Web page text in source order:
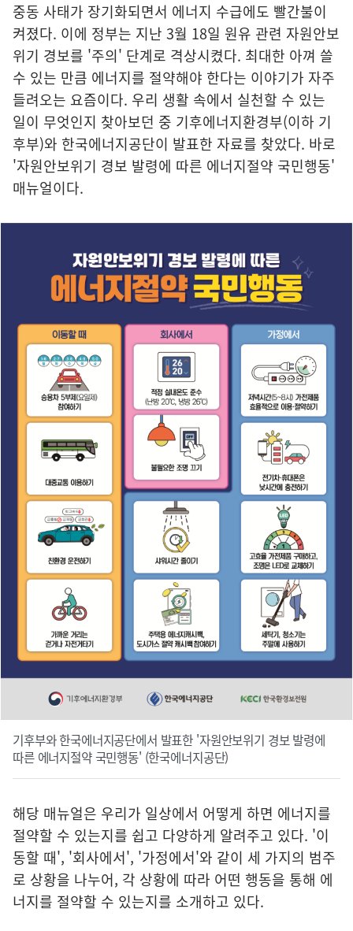
중동 사태가 장기화되면서 에너지 수급에도 빨간불이
켜졌다. 이에 정부는 지난 3월 18일 원유 관련 자원안보
위기 경보를 '주의' 단계로 격상시켰다. 최대한 아껴 쓸
수 있는 만큼 에너지를 절약해야 한다는 이야기가 자주
들려오는 요즘이다. 우리 생활 속에서 실천할 수 있는
일이 무엇인지 찾아보던 중 기후에너지환경부(이하 기
후부)와 한국에너지공단이 발표한 자료를 찾았다. 바로
'자원안보위기 경보 발령에 따른 에너지절약 국민행동'
매뉴얼이다.
기후부와 한국에너지공단에서 발표한 '자원안보위기 경보 발령에
따른 에너지절약 국민행동' (한국에너지공단)
해당 매뉴얼은 우리가 일상에서 어떻게 하면 에너지를
절약할 수 있는지를 쉽고 다양하게 알려주고 있다. '이
동할 때', '회사에서', '가정에서'와 같이 세 가지의 범주
로 상황을 나누어, 각 상황에 따라 어떤 행동을 통해 에
너지를 절약할 수 있는지를 소개하고 있다.